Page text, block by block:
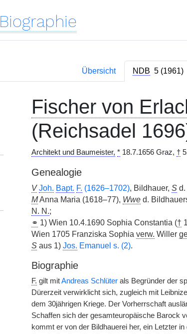
Biographie
Übersicht NDB 5 (1961)
Fischer von
(Reichsadel
Architekt und Baumeister, *18.7.1656 Graz, †
Genealogie
V Joh. Bapt. F. (1626–1702), Bildhauer, Sd.
MAnna Maria (1618–77), Wwed.
N. N.;
⚭ 1) Wien 10.4.1690 Sophia Constantia (†
Wien 1705 Franziska Sophia verw. Willer
Saus 1) Jos. Emanuel s. (2).
Biographie
F. gilt mitAndreas Schlüterals Begründer der
Dürerzeit verwirklicht sich, zugleich mit
dem 30jährigen Kriege. Der Vorherrschaft
Schaffen sich der gesamteuropäische Barock
kommt er von der Bildhauerei her, ein Letzter